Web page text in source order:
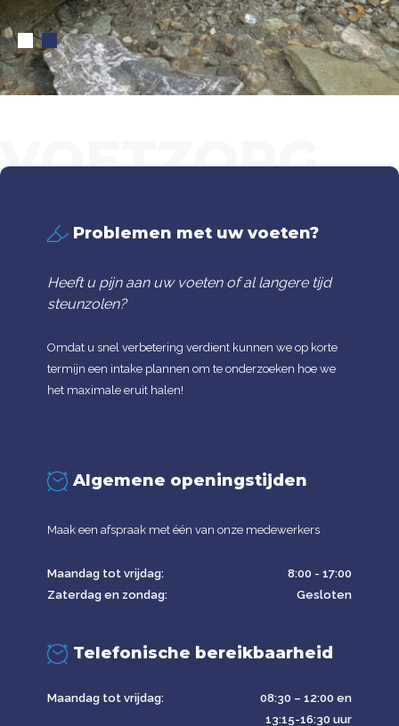
VOETZORG
VAN MAANEN
Problemen met uw voeten?
Heeft u pijn aan uw voeten of al langere tijd
steunzolen?
Omdat u snel verbetering verdient kunnen we op korte
termijn een intake plannen om te onderzoeken hoe we
het maximale eruit halen!
Algemene openingstijden
Maak een afspraak met één van onze medewerkers
Maandag tot vrijdag:
8:00 - 17:00
Zaterdag en zondag:
Gesloten
Telefonische bereikbaarheid
Maandag tot vrijdag:
08:30 – 12:00 en
13:15-16:30 uur